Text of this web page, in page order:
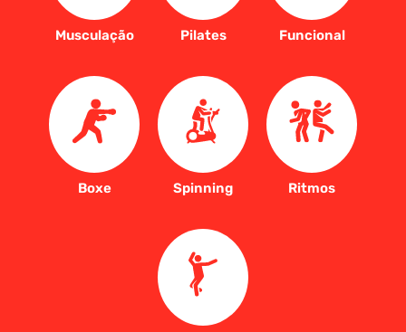
Musculação Pilates Funcional
Boxe Spinning Ritmos